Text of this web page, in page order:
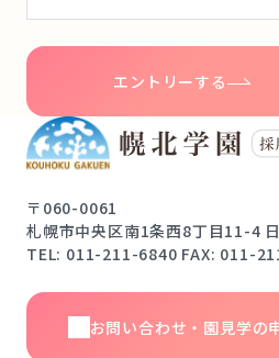
エントリーする
〒060-0061
札幌市中央区南1条西8丁目11-4
TEL: 011-211-6840 FAX: 011-
お問い合わせ・園見学の